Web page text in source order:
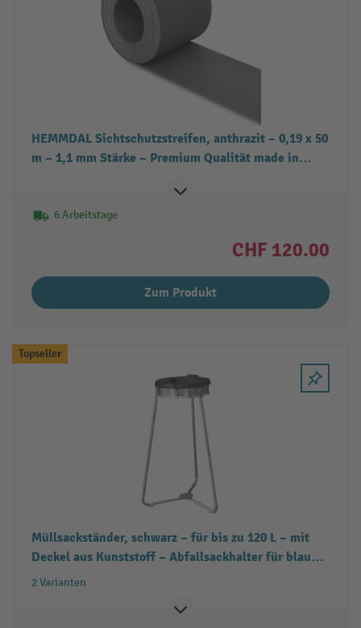
HEMMDAL Sichtschutzstreifen, anthrazit – 0,19 x 50
m – 1,1 mm Stärke – Premium Qualität made in
Doppelstabmattenzaun – besonders stabil
6 Arbeitstage
CHF 120.00
Zum Produkt
Topseller
Müllsackständer, schwarz – für bis zu 120 L – mit
Deckel aus Kunststoff – Abfallsackhalter für blaue
Säcke, uvm. – Dreibein-Gestell aus Metall –
2 Varianten